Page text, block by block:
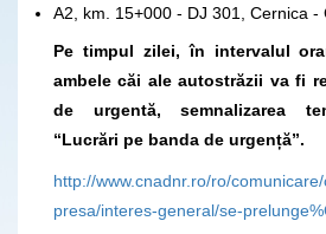
A2, km. 15+000 - DJ 301, Cernica -
Pe timpul zilei, în intervalul
ambele căi ale autostrăzii va fi
de urgentă, semnalizarea
“Lucrări pe banda de urgență”.
http://www.cnadnr.ro/ro/
presa/interes-general/se-